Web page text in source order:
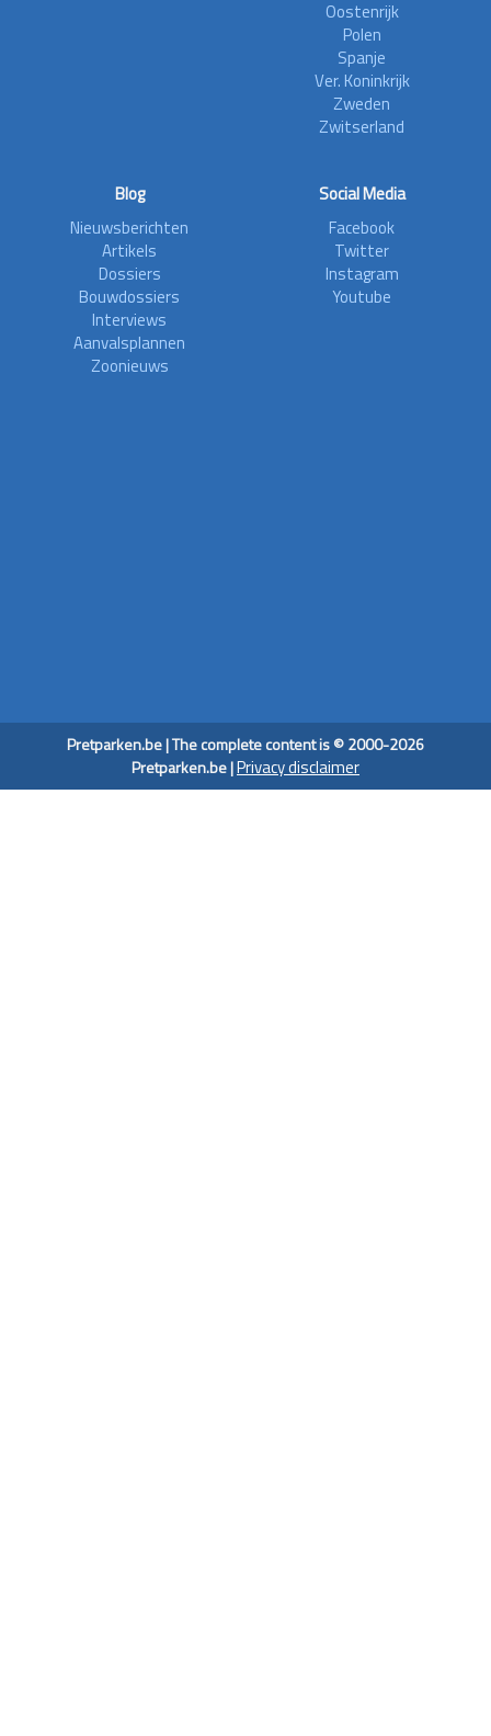
Oostenrijk
Polen
Spanje
Ver. Koninkrijk
Zweden
Zwitserland
Blog
Nieuwsberichten
Artikels
Dossiers
Bouwdossiers
Interviews
Aanvalsplannen
Zoonieuws
Social Media
Facebook
Twitter
Instagram
Youtube
Pretparken.be | The complete content is © 2000-2026
Pretparken.be |Privacy disclaimer